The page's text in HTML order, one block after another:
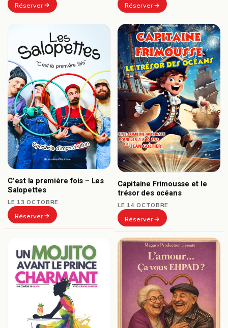
Réserver Réserver
C’est la première fois – Les
Salopettes
LE 13 OCTOBRE
Réserver
Capitaine Frimousse et le
trésor des océans
LE 14 OCTOBRE
Réserver